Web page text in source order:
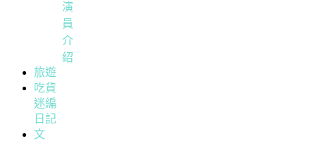
演
員
介
紹
旅遊
吃貨
迷編
日記
文